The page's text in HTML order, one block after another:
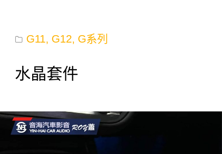
G11, G12, G系列
水晶套件